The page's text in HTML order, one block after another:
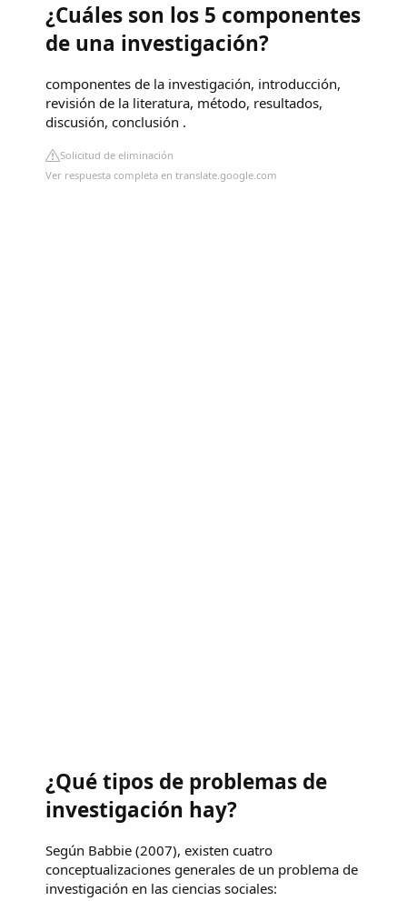
¿Cuáles son los 5 componentes
de una investigación?
componentes de la investigación, introducción,
revisión de la literatura, método, resultados,
discusión, conclusión .
Solicitud de eliminación
Ver respuesta completa en translate.google.com
¿Qué tipos de problemas de
investigación hay?
Según Babbie (2007), existen cuatro
conceptualizaciones generales de un problema de
investigación en las ciencias sociales: